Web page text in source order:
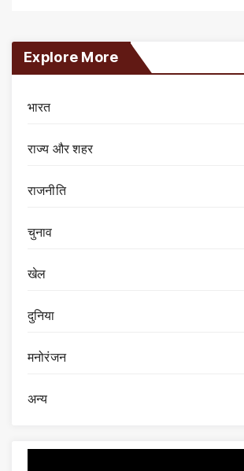
Explore More
भारत
राज्य और शहर
राजनीति
चुनाव
खेल
दुनिया
मनोरंजन
अन्य